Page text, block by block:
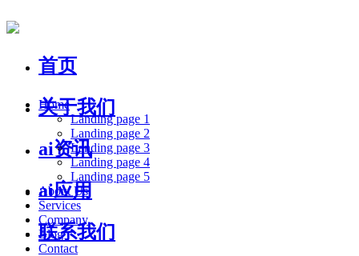
首页
关于我们
ai资讯
ai应用
联系我们
Home
Landing page 1
Landing page 2
Landing page 3
Landing page 4
Landing page 5
About Us
Services
Company
Blog
Contact